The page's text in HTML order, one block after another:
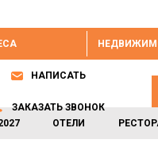
ОТЕЛИ
НАПИСАТЬ
ЗАКАЗАТЬ ЗВОНОК